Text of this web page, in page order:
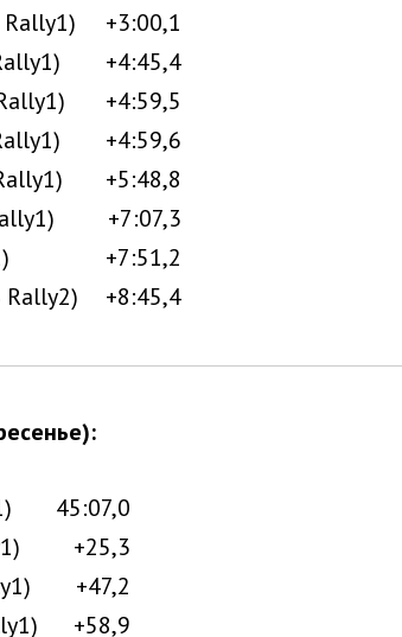
Rally1)
+3:00,1
+4:45,4
+4:59,5
+4:59,6
+5:48,8
+7:07,3
+7:51,2
Rally2) +8:45,4
45:07,0
+25,3
+47,2
+58,9